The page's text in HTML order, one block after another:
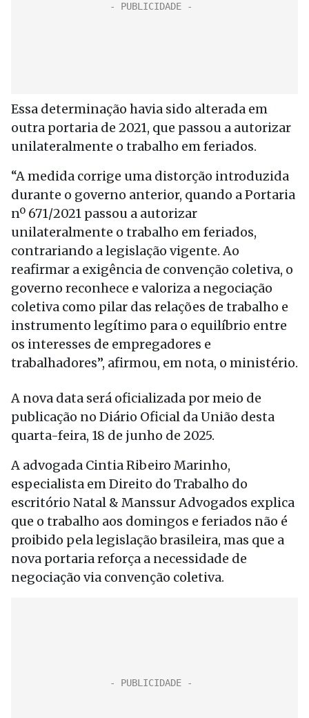
Essa determinação havia sido alterada em
outra portaria de 2021, que passou a autorizar
unilateralmente o trabalho em feriados.
“A medida corrige uma distorção introduzida
durante o governo anterior, quando a Portaria
nº 671/2021 passou a autorizar
unilateralmente o trabalho em feriados,
contrariando a legislação vigente. Ao
reafirmar a exigência de convenção coletiva, o
governo reconhece e valoriza a negociação
coletiva como pilar das relações de trabalho e
instrumento legítimo para o equilíbrio entre
os interesses de empregadores e
trabalhadores”, afirmou, em nota, o ministério.
A nova data será oficializada por meio de
publicação no Diário Oficial da União desta
quarta-feira, 18 de junho de 2025.
A advogada Cintia Ribeiro Marinho,
especialista em Direito do Trabalho do
escritório Natal & Manssur Advogados explica
que o trabalho aos domingos e feriados não é
proibido pela legislação brasileira, mas que a
nova portaria reforça a necessidade de
negociação via convenção coletiva.